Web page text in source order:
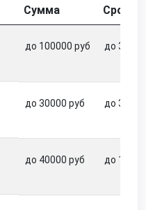
Сумма Срок
до 100000 руб до 365
до 30000 руб до 31
до 40000 руб до 180